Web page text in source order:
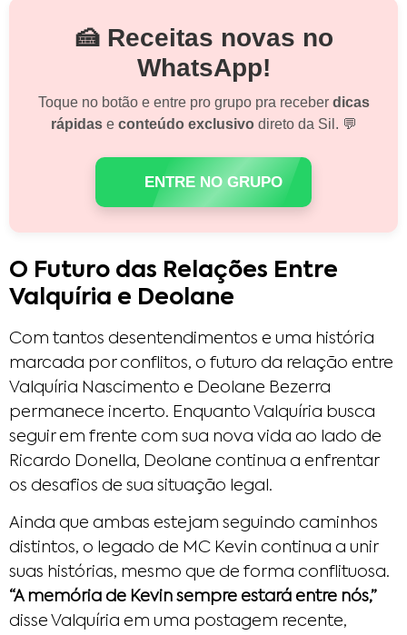
🍰 Receitas novas no
WhatsApp!
Toque no botão e entre pro grupo pra receber dicas
rápidase conteúdo exclusivodireto da Sil. 💬
ENTRE NO GRUPO
O Futuro das Relações Entre
Valquíria e Deolane
Com tantos desentendimentos e uma história
marcada por conflitos, o futuro da relação entre
Valquíria Nascimento e Deolane Bezerra
permanece incerto. Enquanto Valquíria busca
seguir em frente com sua nova vida ao lado de
Ricardo Donella, Deolane continua a enfrentar
os desafios de sua situação legal.
Ainda que ambas estejam seguindo caminhos
distintos, o legado de MC Kevin continua a unir
suas histórias, mesmo que de forma conflituosa.
“A memória de Kevin sempre estará entre nós,”
disse Valquíria em uma postagem recente,